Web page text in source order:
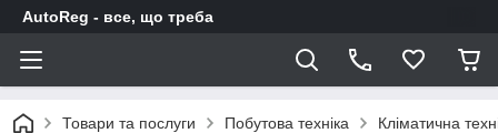
AutoReg - все, що треба
Товари та послуги Побутова техніка Кліматична